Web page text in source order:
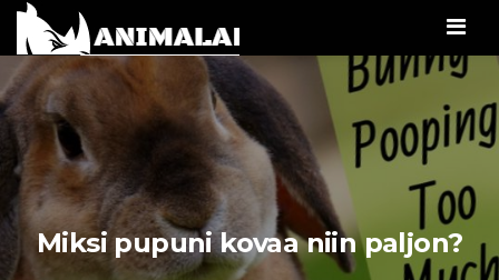
Miksi pupuni kovaa niin paljon?